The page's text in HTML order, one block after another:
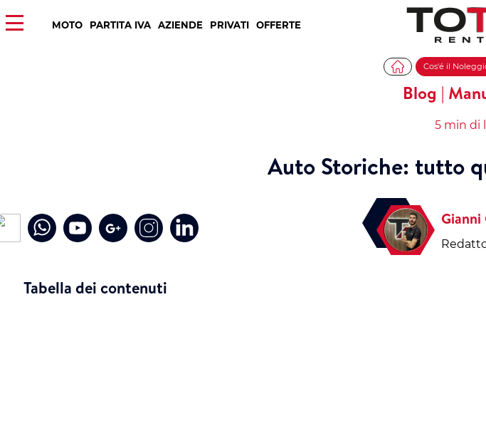
MOTO PARTITA IVA AZIENDE PRIVATI OFFERTE
Tabella dei contenuti
Cos'é il
Blog |
5 min di
Auto Storiche: tutto
Gianni